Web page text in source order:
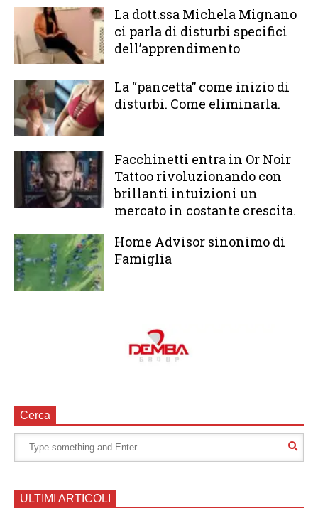
La dott.ssa Michela Mignano
ci parla di disturbi specifici
dell’apprendimento
La “pancetta” come inizio di
disturbi. Come eliminarla.
Facchinetti entra in Or Noir
Tattoo rivoluzionando con
brillanti intuizioni un
mercato in costante crescita.
Home Advisor sinonimo di
Famiglia
Cerca
ULTIMI ARTICOLI